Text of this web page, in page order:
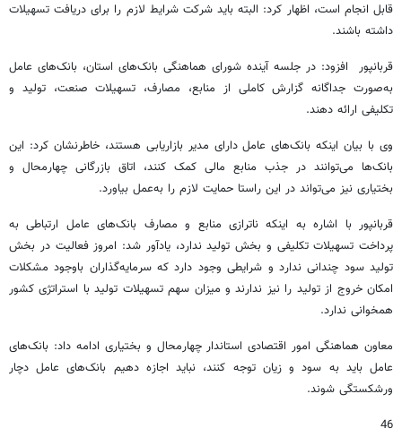
قابل انجام است، اظهار کرد: البته باید شرکت شرایط لازم را برای دریافت تسهیلات
داشته باشند.
قربانپور افزود: در جلسه آینده شورای هماهنگی بانک‌های استان، بانک‌های عامل
به‌صورت جداگانه گزارش کاملی از منابع، مصارف، تسهیلات صنعت، تولید و
تکلیفی ارائه دهند.
وی با بیان اینکه بانک‌های عامل دارای مدیر بازاریابی هستند، خاطرنشان کرد: این
بانک‌ها می‌توانند در جذب منابع مالی کمک کنند، اتاق بازرگانی چهارمحال و
بختیاری نیز می‌تواند در این راستا حمایت لازم را به‌عمل بیاورد.
قربانپور با اشاره به اینکه ناترازی منابع و مصارف بانک‌های عامل ارتباطی به
پرداخت تسهیلات تکلیفی و بخش تولید ندارد، یادآور شد: امروز فعالیت در بخش
تولید سود چندانی ندارد و شرایطی وجود دارد که سرمایه‌گذاران باوجود مشکلات
امکان خروج از تولید را نیز ندارند و میزان سهم تسهیلات تولید با استراتژی کشور
همخوانی ندارد.
معاون هماهنگی امور اقتصادی استاندار چهارمحال و بختیاری ادامه داد: بانک‌های
عامل باید به سود و زیان توجه کنند، نباید اجازه دهیم بانک‌های عامل دچار
ورشکستگی شوند.
46